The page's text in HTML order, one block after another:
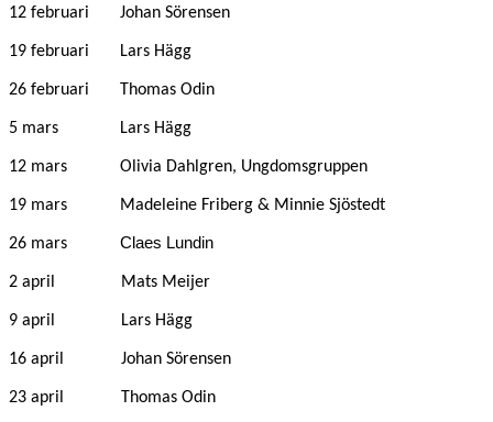
12 februari Johan Sörensen
19 februari Lars Hägg
26 februari Thomas Odin
5 mars Lars Hägg
12 mars Olivia Dahlgren, Ungdomsgruppen
19 mars Madeleine Friberg & Minnie Sjöstedt
26 mars Claes Lundin
2 april Mats Meijer
9 april Lars Hägg
16 april Johan Sörensen
23 april Thomas Odin